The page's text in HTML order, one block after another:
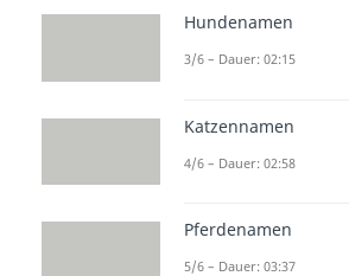
Hundenamen
3/6 – Dauer: 02:15
Katzennamen
4/6 – Dauer: 02:58
Pferdenamen
5/6 – Dauer: 03:37